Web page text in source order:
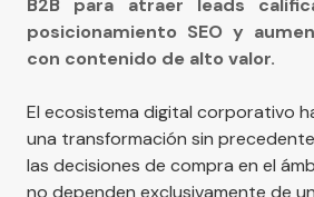
posicionamiento SEO y
con contenido de alto valor.
El ecosistema digital corporativo
una transformación sin
las decisiones de compra en el
no dependen exclusivamente de